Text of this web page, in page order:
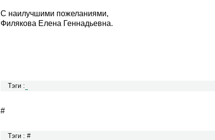
С наилучшими пожеланиями,
Филякова Елена Геннадьевна.
Тэги :
#
Тэги : #